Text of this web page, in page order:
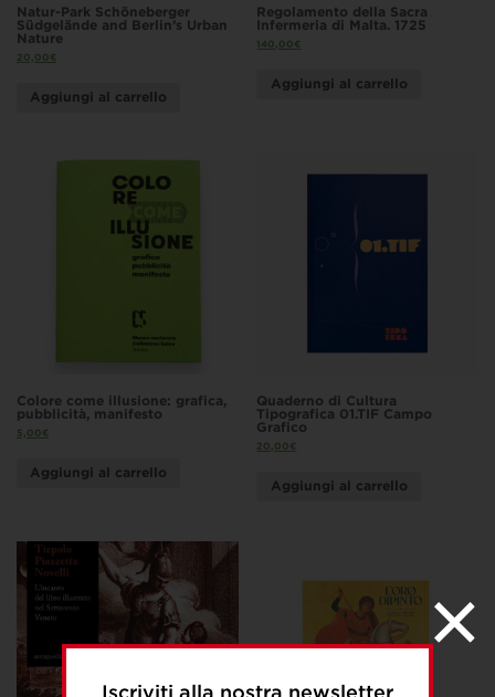
Iscriviti alla nostra newsletter
Natur-Park Schöneberger
Südgelände and Berlin’s Urban
Nature
20,00€
Aggiungi al carrello
Regolamento della Sacra
Infermeria di Malta. 1725
140,00€
Aggiungi al carrello
Colore come illusione: grafica,
pubblicità, manifesto
5,00€
Aggiungi al carrello
Quaderno di Cultura
Tipografica 01.TIF Campo
Grafico
20,00€
Aggiungi al carrello